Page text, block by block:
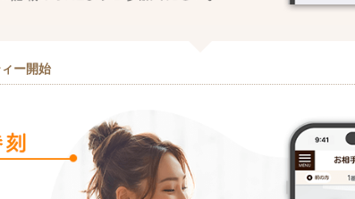
ー開始